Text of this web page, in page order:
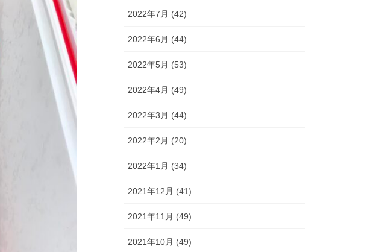
2022年7月 (42)
2022年6月 (44)
2022年5月 (53)
2022年4月 (49)
2022年3月 (44)
2022年2月 (20)
2022年1月 (34)
2021年12月 (41)
2021年11月 (49)
2021年10月 (49)